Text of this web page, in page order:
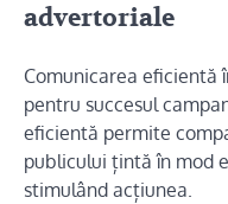
advertoriale
Comunicarea eficientă
pentru succesul
eficientă permite
publicului țintă în mod
stimulând acțiunea.